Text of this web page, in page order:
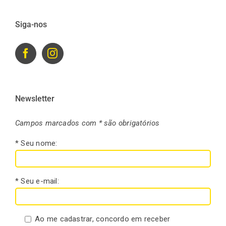
Siga-nos
Newsletter
Campos marcados com * são obrigatórios
* Seu nome:
* Seu e-mail:
Ao me cadastrar, concordo em receber